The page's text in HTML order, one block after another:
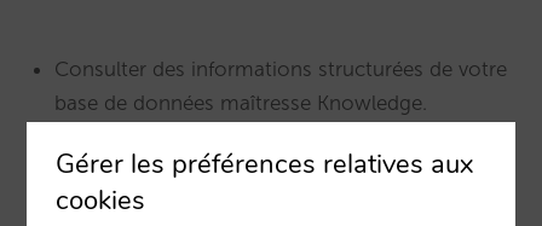
Consulter des informations structurées de votre
base de données maîtresse Knowledge.
Comprendre le contexte.
Exécuter des actions réelles sur votre hôtel, au-
Gérer les préférences relatives aux
cookies